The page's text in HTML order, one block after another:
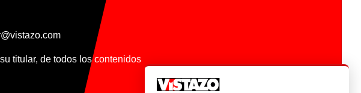
titular, de todos los contenidos